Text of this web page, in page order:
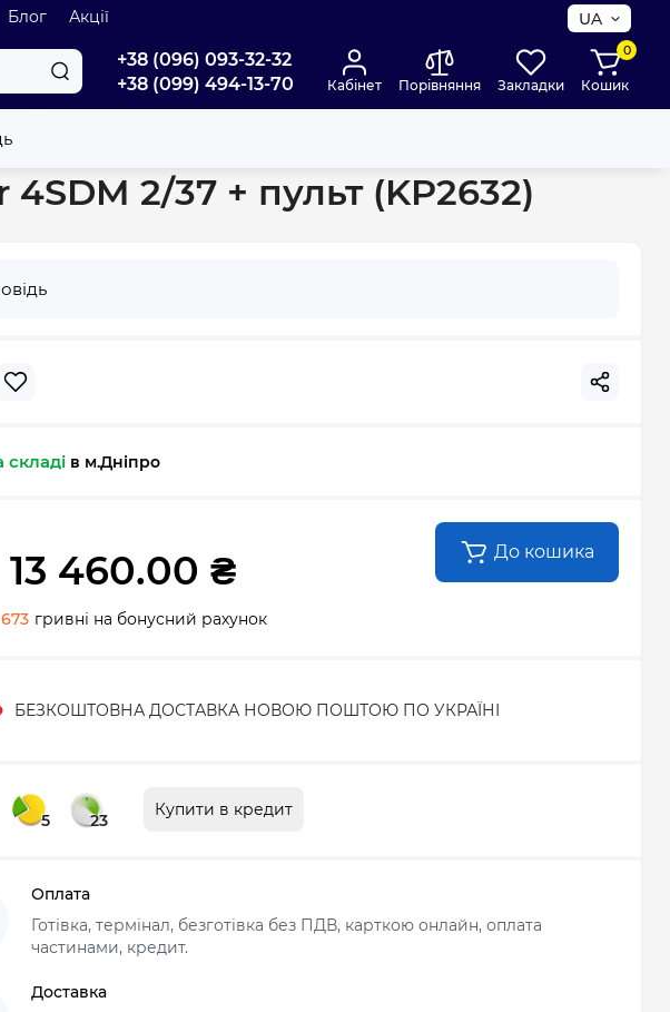
Блог Акції UA
+38 (096) 093-32-32
+38 (099) 494-13-70
Кабінет Порівняння Закладки
0
Кошик
2/37 + пульт (KP2632)
складі в м.Дніпро
13 460.00 ₴ До кошика
гривні на бонусний рахунок
БЕЗКОШТОВНА ДОСТАВКА НОВОЮ ПОШТОЮ ПО УКРАЇНІ
5 23
Купити в кредит
Оплата
Готівка, термінал, безготівка без ПДВ, карткою онлайн, оплата
частинами, кредит.
Доставка